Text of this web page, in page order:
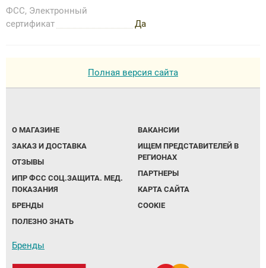
ФСС, Электронный
сертификат
Да
Полная версия сайта
О МАГАЗИНЕ
ЗАКАЗ И ДОСТАВКА
ОТЗЫВЫ
ИПР ФСС СОЦ.ЗАЩИТА. МЕД.
ПОКАЗАНИЯ
БРЕНДЫ
ПОЛЕЗНО ЗНАТЬ
ВАКАНСИИ
ИЩЕМ ПРЕДСТАВИТЕЛЕЙ В
РЕГИОНАХ
ПАРТНЕРЫ
КАРТА САЙТА
COOKIE
Бренды